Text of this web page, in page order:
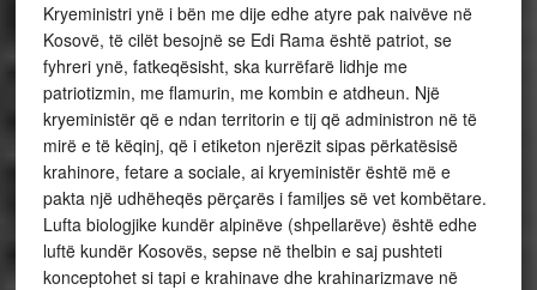
Kryeministri ynë i bën me dije edhe atyre pak naivëve në
Kosovë, të cilët besojnë se Edi Rama është patriot, se
fyhreri ynë, fatkeqësisht, ska kurrëfarë lidhje me
patriotizmin, me flamurin, me kombin e atdheun. Një
kryeministër që e ndan territorin e tij që administron në të
mirë e të këqinj, që i etiketon njerëzit sipas përkatësisë
krahinore, fetare a sociale, ai kryeministër është më e
pakta një udhëheqës përçarës i familjes së vet kombëtare.
Lufta biologjike kundër alpinëve (shpellarëve) është edhe
luftë kundër Kosovës, sepse në thelbin e saj pushteti
konceptohet si tapi e krahinave dhe krahinarizmave në